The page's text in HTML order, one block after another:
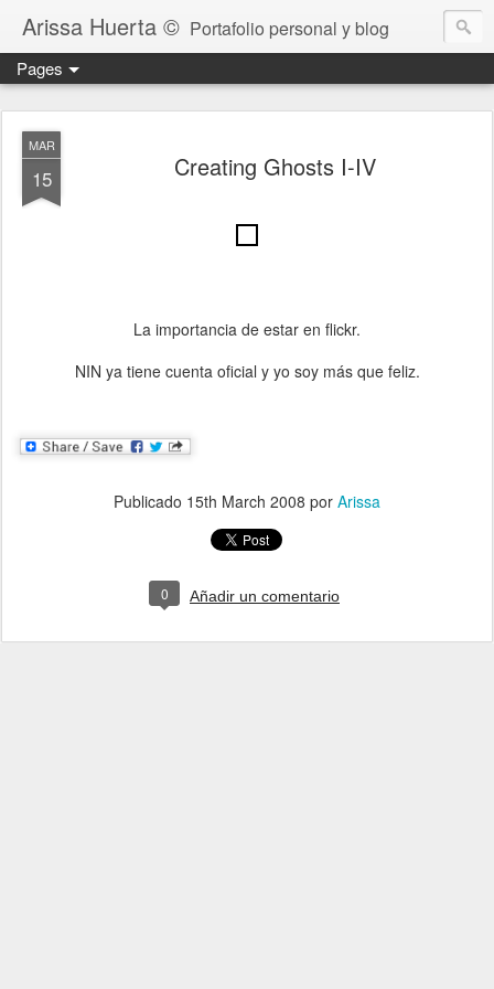
Arissa Huerta © Portafolio personal y blog
Pages
MAR
15 Creating Ghosts I-IV
La importancia de estar en flickr.
NIN ya tiene cuenta oficial y yo soy más que feliz.
Publicado 15th March 2008 por Arissa
0 Añadir un comentario